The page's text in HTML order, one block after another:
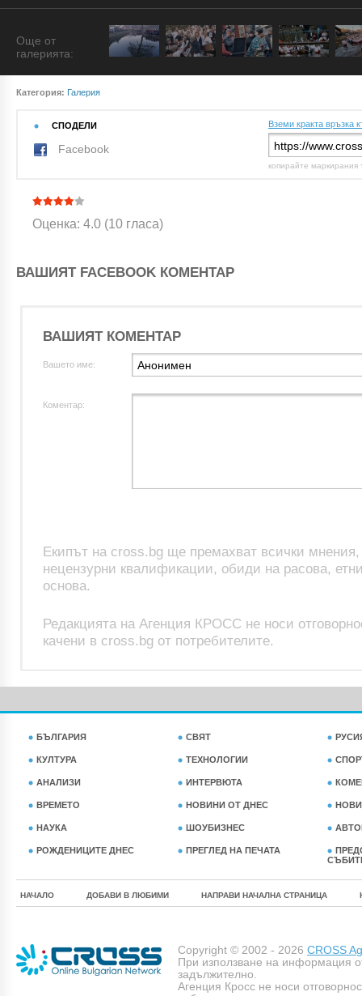
Още от
галерията:
Категория: Галерия
СПОДЕЛИ
Facebook
Вземи кракта връзка
копирайте маркирания
Оценка: 4.0 (10 гласа)
ВАШИЯТ FACEBOOK КОМЕНТАР
ВАШИЯТ КОМЕНТАР
Вашето име:
Коментар:
Екипът на cross.bg ще премахват всички
нецензурни квалификации, обиди на расова,
основа.
Редакцията на Агенция КРОСС не носи
качени в cross.bg от потребителите.
БЪЛГАРИЯ СВЯТ
КУЛТУРА ТЕХНОЛОГИИ
АНАЛИЗИ ИНТЕРВЮТА
ВРЕМЕТО НОВИНИ ОТ ДНЕС
НАУКА ШОУБИЗНЕС
РОЖДЕНИЦИТЕ ДНЕС ПРЕГЛЕД НА ПЕЧАТА
НАЧАЛО ДОБАВИ В ЛЮБИМИ НАПРАВИ НАЧАЛНА СТРАНИЦА
Copyright © 2002 - 2026 CROSS
При използване на информация
задължително.
Агенция Кросс не носи